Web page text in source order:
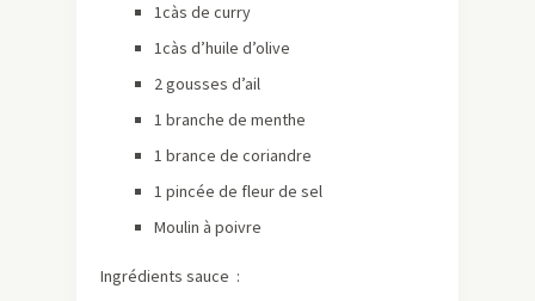
1càs de curry
1càs d’huile d’olive
2 gousses d’ail
1 branche de menthe
1 brance de coriandre
1 pincée de fleur de sel
Moulin à poivre
Ingrédients sauce :